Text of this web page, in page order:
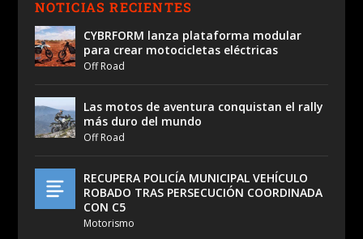
NOTICIAS RECIENTES
CYBRFORM lanza plataforma modular
para crear motocicletas eléctricas
Off Road
Las motos de aventura conquistan el rally
más duro del mundo
Off Road
RECUPERA POLICÍA MUNICIPAL VEHÍCULO
ROBADO TRAS PERSECUCIÓN COORDINADA
CON C5
Motorismo